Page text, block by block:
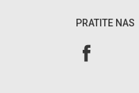
PRATITE NAS